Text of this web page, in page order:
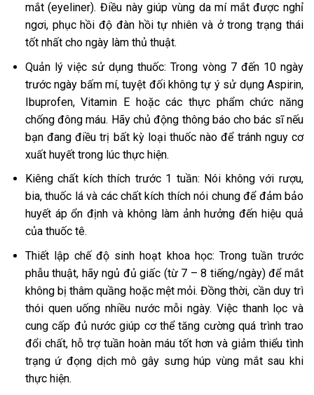
mắt (eyeliner). Điều này giúp vùng da mí mắt được nghỉ
ngơi, phục hồi độ đàn hồi tự nhiên và ở trong trạng thái
tốt nhất cho ngày làm thủ thuật.
Quản lý việc sử dụng thuốc: Trong vòng 7 đến 10 ngày
trước ngày bấm mí, tuyệt đối không tự ý sử dụng Aspirin,
Ibuprofen, Vitamin E hoặc các thực phẩm chức năng
chống đông máu. Hãy chủ động thông báo cho bác sĩ nếu
bạn đang điều trị bất kỳ loại thuốc nào để tránh nguy cơ
xuất huyết trong lúc thực hiện.
Kiêng chất kích thích trước 1 tuần: Nói không với rượu,
bia, thuốc lá và các chất kích thích nói chung để đảm bảo
huyết áp ổn định và không làm ảnh hưởng đến hiệu quả
của thuốc tê.
Thiết lập chế độ sinh hoạt khoa học: Trong tuần trước
phẫu thuật, hãy ngủ đủ giấc (từ 7 – 8 tiếng/ngày) để mắt
không bị thâm quầng hoặc mệt mỏi. Đồng thời, cần duy trì
thói quen uống nhiều nước mỗi ngày. Việc thanh lọc và
cung cấp đủ nước giúp cơ thể tăng cường quá trình trao
đổi chất, hỗ trợ tuần hoàn máu tốt hơn và giảm thiểu tình
trạng ứ đọng dịch mô gây sưng húp vùng mắt sau khi
thực hiện.